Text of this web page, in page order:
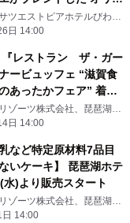
弾「2020浅柄野(あさ
11月1日(月)販売開
ツエストピアホテルびわ湖
ル彦根キャッスルリゾート
比叡
日 14:00
『レストラン ザ・ガー
ービュッフェ “滋賀食
あったかフェア” 着席
ダービュッフェで冬の
ゾーツ株式会社、琵琶湖ホ
日 14:00
など特定原材料7品目
いケーキ】 琵琶湖ホテ
水)より販売スタート
ゾーツ株式会社、琵琶湖ホ
14:00